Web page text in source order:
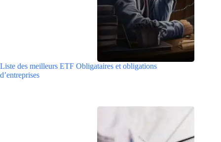
Liste des meilleurs ETF Obligataires et obligations
d’entreprises